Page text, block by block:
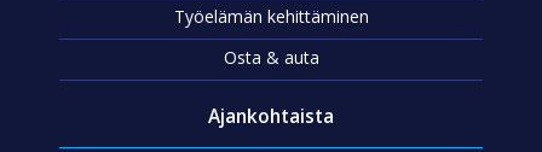
Työelämän kehittäminen
Osta & auta
Ajankohtaista